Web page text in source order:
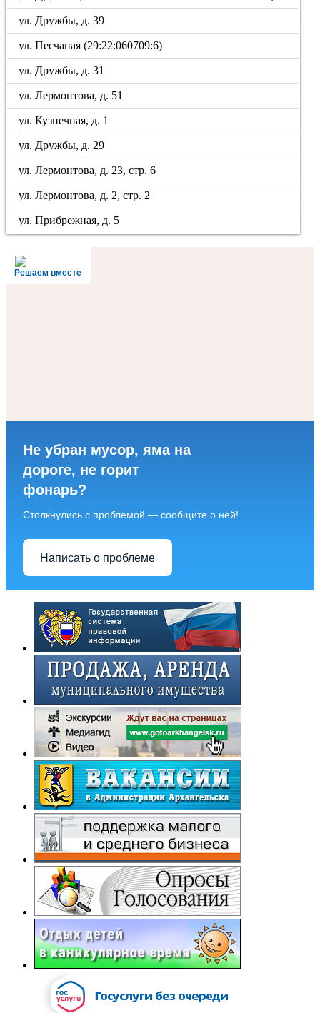
ул. Дружбы, д. 39
ул. Песчаная (29:22:060709:6)
ул. Дружбы, д. 31
ул. Лермонтова, д. 51
ул. Кузнечная, д. 1
ул. Дружбы, д. 29
ул. Лермонтова, д. 23, стр. 6
ул. Лермонтова, д. 2, стр. 2
ул. Прибрежная, д. 5
Решаем вместе
Не убран мусор, яма на
дороге, не горит
фонарь?
Столкнулись с проблемой — сообщите о ней!
Написать о проблеме